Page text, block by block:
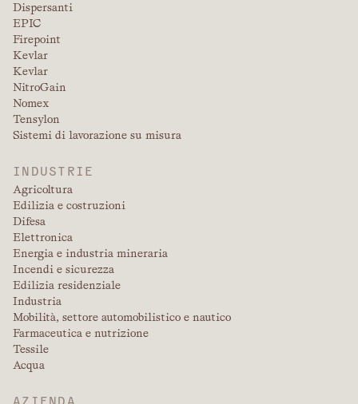
Dispersanti
EPIC
Firepoint
Kevlar
Kevlar
NitroGain
Nomex
Tensylon
Sistemi di lavorazione su misura
INDUSTRIE
Agricoltura
Edilizia e costruzioni
Difesa
Elettronica
Energia e industria mineraria
Incendi e sicurezza
Edilizia residenziale
Industria
Mobilità, settore automobilistico e nautico
Farmaceutica e nutrizione
Tessile
Acqua
AZIENDA